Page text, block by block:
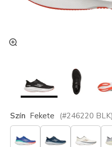
Szín Fekete (#246220 BLK)